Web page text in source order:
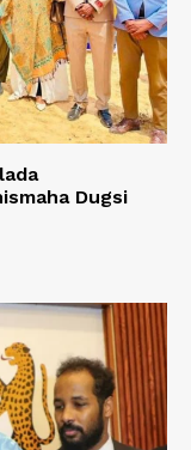
Dugsi